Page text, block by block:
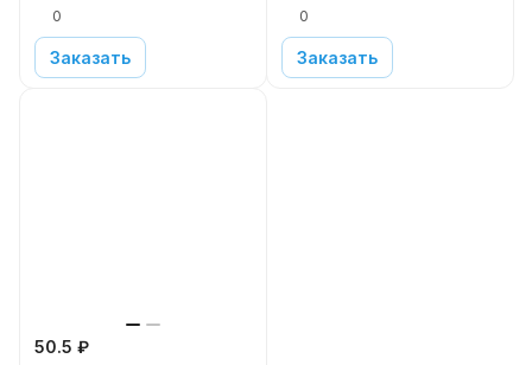
Московской области
0
Заказать
Московской области
0
Заказать
50.5 ₽